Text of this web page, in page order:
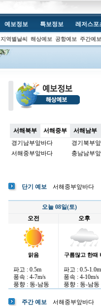
예보정보 특보정보 레저스포
지역별날씨 해상예보 공항예보 주간예보
서해북부 서해중부
서해남부
경기남부앞바다
경기북부
서해중부앞바다
충남남부
단기 예보 서해중부앞바다
오늘 08일(토)
오전
오후
맑음 구름많고 한때
파고 : 0.5m
풍속 : 4-7m/s
풍향 : 동-남동
파고 : 0.5-1.0m
풍속 : 4-10m/s
풍향 : 동-남동
주간 예보 서해중부앞바다